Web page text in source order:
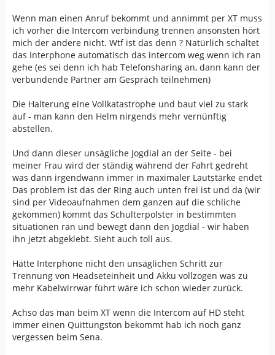
Wenn man einen Anruf bekommt und annimmt per XT muss
ich vorher die Intercom verbindung trennen ansonsten hört
mich der andere nicht. Wtf ist das denn ? Natürlich schaltet
das Interphone automatisch das intercom weg wenn ich ran
gehe (es sei denn ich hab Telefonsharing an, dann kann der
verbundende Partner am Gespräch teilnehmen)
Die Halterung eine Vollkatastrophe und baut viel zu stark
auf - man kann den Helm nirgends mehr vernünftig
abstellen.
Und dann dieser unsägliche Jogdial an der Seite - bei
meiner Frau wird der ständig während der Fahrt gedreht
was dann irgendwann immer in maximaler Lautstärke endet
Das problem ist das der Ring auch unten frei ist und da (wir
sind per Videoaufnahmen dem ganzen auf die schliche
gekommen) kommt das Schulterpolster in bestimmten
situationen ran und bewegt dann den Jogdial - wir haben
ihn jetzt abgeklebt. Sieht auch toll aus.
Hätte Interphone nicht den unsäglichen Schritt zur
Trennung von Headseteinheit und Akku vollzogen was zu
mehr Kabelwirrwar führt wäre ich schon wieder zurück.
Achso das man beim XT wenn die Intercom auf HD steht
immer einen Quittungston bekommt hab ich noch ganz
vergessen beim Sena.